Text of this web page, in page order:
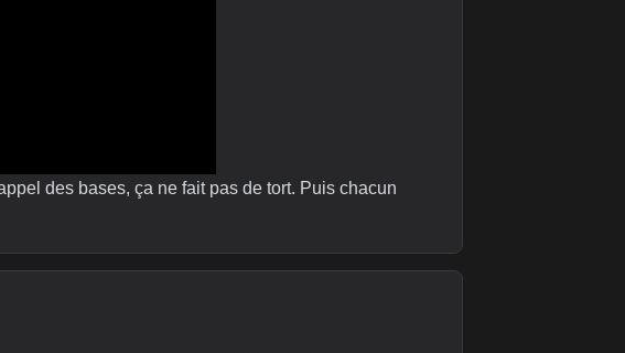
des bases, ça ne fait pas de tort. Puis chacun